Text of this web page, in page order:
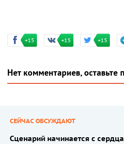
+15 +15 +15
Нет комментариев, оставьте
СЕЙЧАС ОБСУЖДАЮТ
Сценарий начинается с сердца